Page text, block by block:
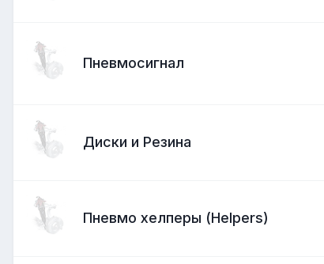
Пневмосигнал
Диски и Резина
Пневмо хелперы (Helpers)